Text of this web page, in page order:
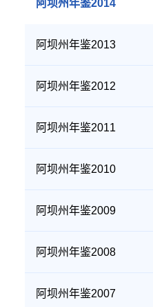
阿坝州年鉴2014
阿坝州年鉴2013
阿坝州年鉴2012
阿坝州年鉴2011
阿坝州年鉴2010
阿坝州年鉴2009
阿坝州年鉴2008
阿坝州年鉴2007